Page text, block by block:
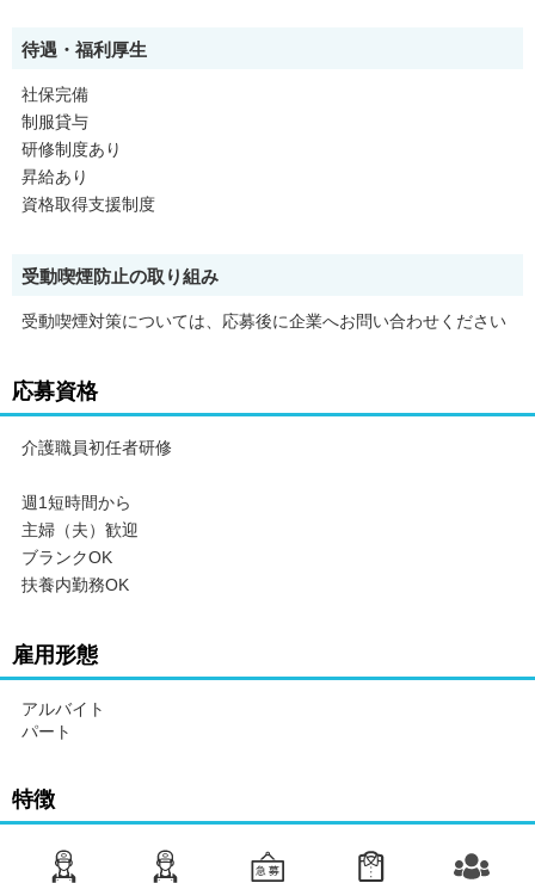
待遇・福利厚生
社保完備
制服貸与
研修制度あり
昇給あり
資格取得支援制度
受動喫煙防止の取り組み
受動喫煙対策については、応募後に企業へお問い合わせください
応募資格
介護職員初任者研修
週1短時間から
主婦（夫）歓迎
ブランクOK
扶養内勤務OK
雇用形態
アルバイト
パート
特徴